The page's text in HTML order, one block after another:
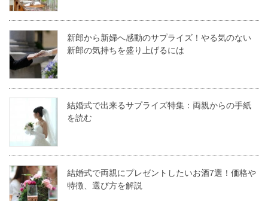
新郎から新婦へ感動のサプライズ！やる気のない
新郎の気持ちを盛り上げるには
結婚式で出来るサプライズ特集：両親からの手紙
を読む
結婚式で両親にプレゼントしたいお酒7選！価格や
特徴、選び方を解説